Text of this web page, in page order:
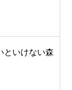
といけない森